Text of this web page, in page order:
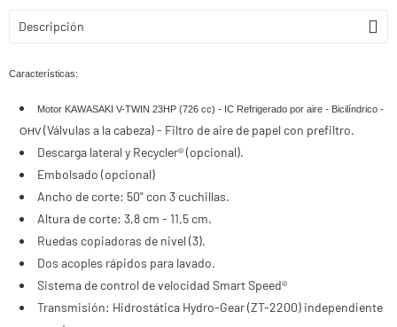
Descripción
Características:
Motor KAWASAKI V-TWIN 23HP (726 cc) - IC Refrigerado por aire - Bicilíndrico -
OHV (Válvulas a la cabeza) - Filtro de aire de papel con prefiltro.
Descarga lateral y Recycler® (opcional).
Embolsado (opcional)
Ancho de corte: 50" con 3 cuchillas.
Altura de corte: 3,8 cm - 11,5 cm.
Ruedas copiadoras de nivel (3).
Dos acoples rápidos para lavado.
Sistema de control de velocidad Smart Speed®
Transmisión: Hidrostática Hydro-Gear (ZT-2200) independiente